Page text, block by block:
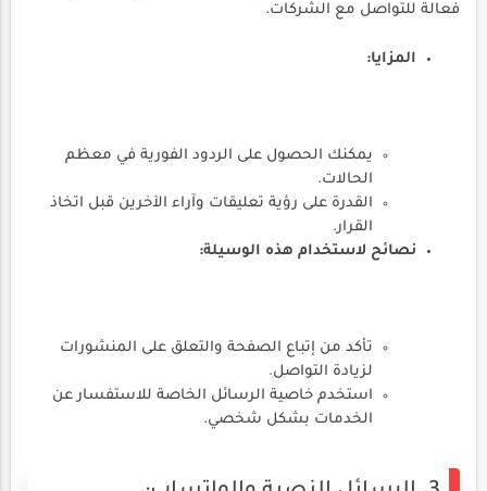
فعالة للتواصل مع الشركات.
المزايا:
يمكنك الحصول على الردود الفورية في معظم
الحالات.
القدرة على رؤية تعليقات وآراء الآخرين قبل اتخاذ
القرار.
نصائح لاستخدام هذه الوسيلة:
تأكد من إتباع الصفحة والتعلق على المنشورات
لزيادة التواصل.
استخدم خاصية الرسائل الخاصة للاستفسار عن
الخدمات بشكل شخصي.